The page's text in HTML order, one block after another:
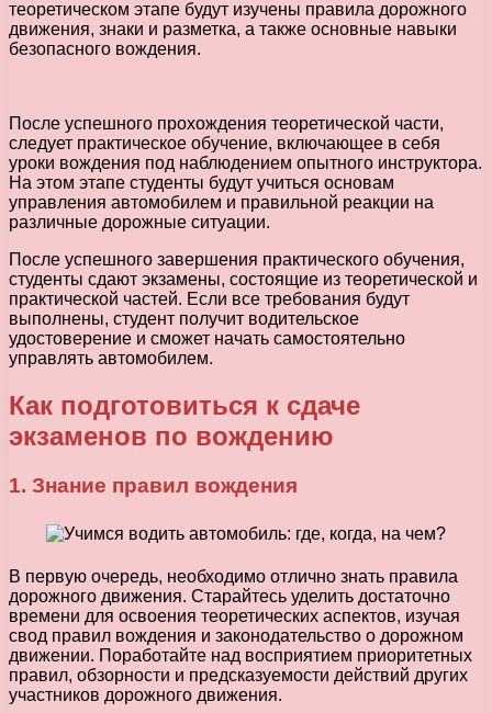
теоретическом этапе будут изучены правила дорожного
движения, знаки и разметка, а также основные навыки
безопасного вождения.
После успешного прохождения теоретической части,
следует практическое обучение, включающее в себя
уроки вождения под наблюдением опытного инструктора.
На этом этапе студенты будут учиться основам
управления автомобилем и правильной реакции на
различные дорожные ситуации.
После успешного завершения практического обучения,
студенты сдают экзамены, состоящие из теоретической и
практической частей. Если все требования будут
выполнены, студент получит водительское
удостоверение и сможет начать самостоятельно
управлять автомобилем.
Как подготовиться к сдаче
экзаменов по вождению
1. Знание правил вождения
В первую очередь, необходимо отлично знать правила
дорожного движения. Старайтесь уделить достаточно
времени для освоения теоретических аспектов, изучая
свод правил вождения и законодательство о дорожном
движении. Поработайте над восприятием приоритетных
правил, обзорности и предсказуемости действий других
участников дорожного движения.